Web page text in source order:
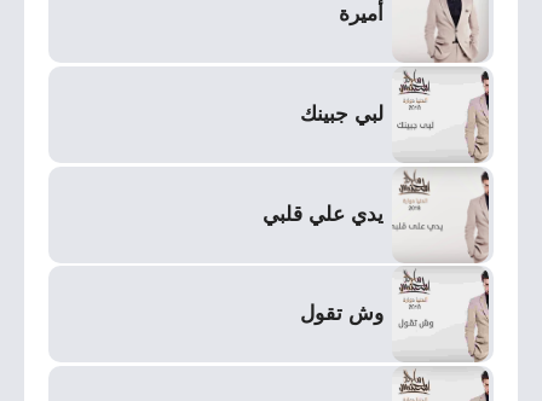
أميرة
لبي جبينك
يدي علي قلبي
وش تقول